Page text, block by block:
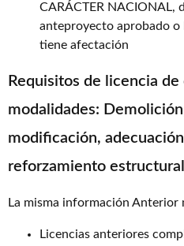
CARÁCTER NACIONAL,
anteproyecto aprobado
tiene afectación
Requisitos de licencia
modalidades:
modificación,
reforzamiento
La misma información Anterior
Licencias anteriores